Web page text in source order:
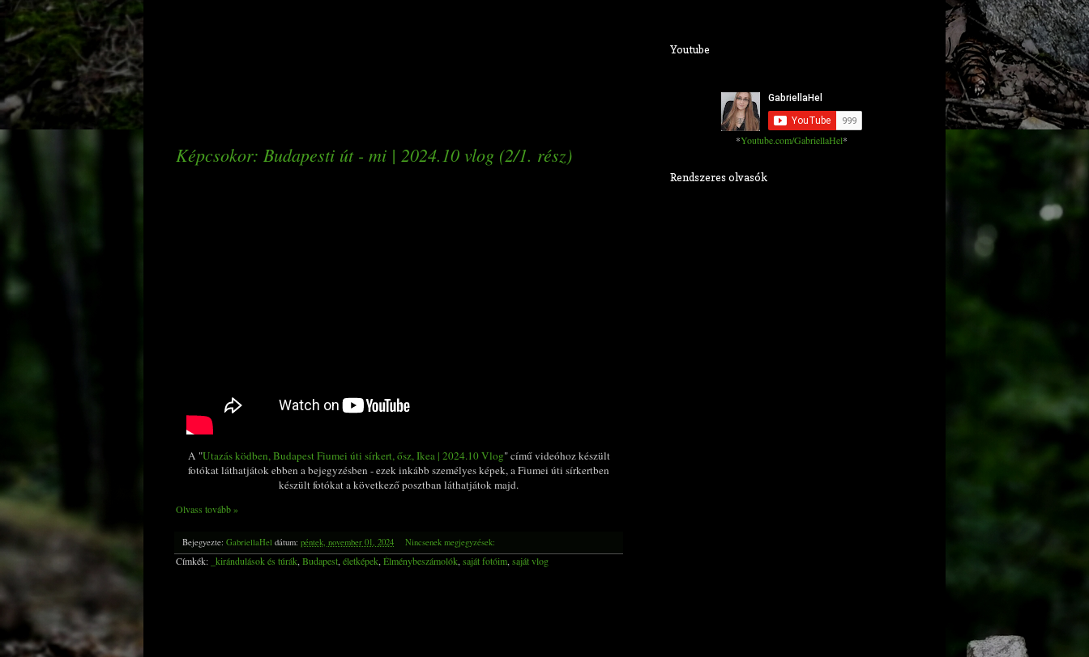
Képcsokor: Budapesti út - mi | 2024.10 vlog (2/1. rész)
A "Utazás ködben, Budapest Fiumei úti sírkert, ősz, Ikea | 2024.10 Vlog" című videóhoz készült
fotókat láthatjátok ebben a bejegyzésben - ezek inkább személyes képek, a Fiumei úti sírkertben
készült fotókat a következő posztban láthatjátok majd.
Olvass tovább »
Bejegyezte: GabriellaHel dátum: péntek, november 01, 2024 Nincsenek megjegyzések:
Címkék: _kirándulások és túrák, Budapest, életképek, Élménybeszámolók, saját fotóim, saját vlog
Youtube
*Youtube.com/GabriellaHel*
Rendszeres olvasók